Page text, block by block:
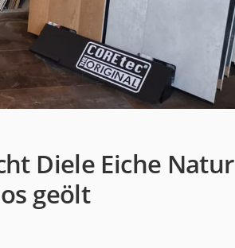
Diele Eiche Natur
geölt